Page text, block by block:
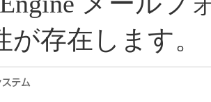
が存在します。